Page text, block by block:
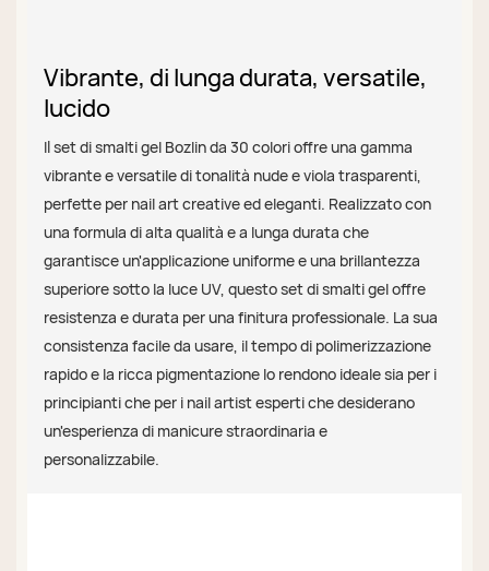
Vibrante, di lunga durata, versatile,
lucido
Il set di smalti gel Bozlin da 30 colori offre una gamma
vibrante e versatile di tonalità nude e viola trasparenti,
perfette per nail art creative ed eleganti. Realizzato con
una formula di alta qualità e a lunga durata che
garantisce un'applicazione uniforme e una brillantezza
superiore sotto la luce UV, questo set di smalti gel offre
resistenza e durata per una finitura professionale. La sua
consistenza facile da usare, il tempo di polimerizzazione
rapido e la ricca pigmentazione lo rendono ideale sia per i
principianti che per i nail artist esperti che desiderano
un'esperienza di manicure straordinaria e
personalizzabile.